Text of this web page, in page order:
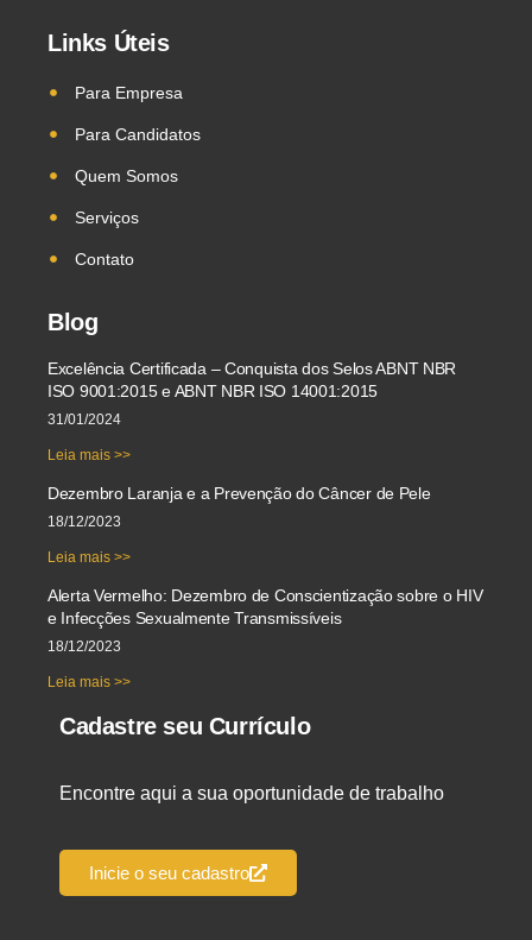
Links Úteis
Para Empresa
Para Candidatos
Quem Somos
Serviços
Contato
Blog
Excelência Certificada – Conquista dos Selos ABNT NBR
ISO 9001:2015 e ABNT NBR ISO 14001:2015
31/01/2024
Leia mais >>
Dezembro Laranja e a Prevenção do Câncer de Pele
18/12/2023
Leia mais >>
Alerta Vermelho: Dezembro de Conscientização sobre o HIV
e Infecções Sexualmente Transmissíveis
18/12/2023
Leia mais >>
Cadastre seu Currículo
Encontre aqui a sua oportunidade de trabalho
Inicie o seu cadastro